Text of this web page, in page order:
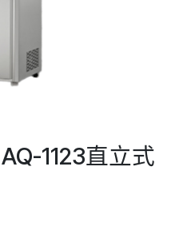
1123直立式